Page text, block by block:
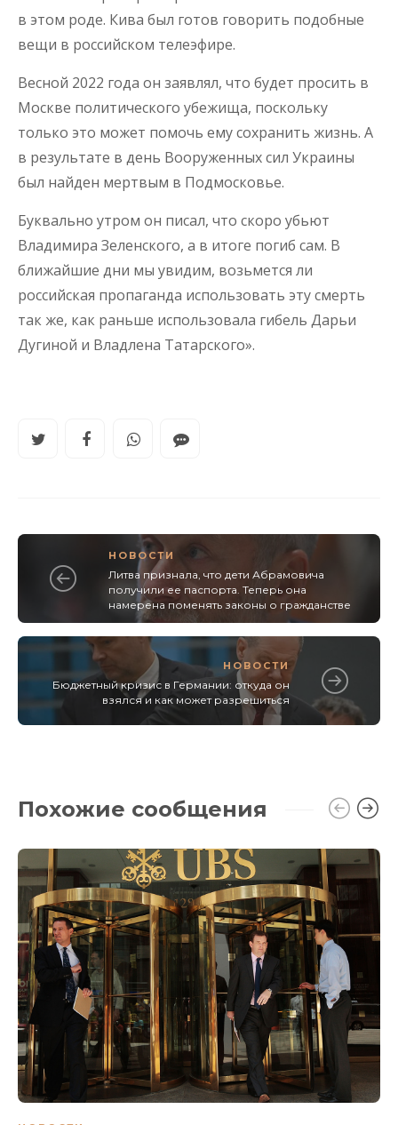
в этом роде. Кива был готов говорить подобные
вещи в российском телеэфире.
Весной 2022 года он заявлял, что будет просить в
Москве политического убежища, поскольку
только это может помочь ему сохранить жизнь. А
в результате в день Вооруженных сил Украины
был найден мертвым в Подмосковье.
Буквально утром он писал, что скоро убьют
Владимира Зеленского, а в итоге погиб сам. В
ближайшие дни мы увидим, возьмется ли
российская пропаганда использовать эту смерть
так же, как раньше использовала гибель Дарьи
Дугиной и Владлена Татарского».
НОВОСТИ
Литва признала, что дети Абрамовича
получили ее паспорта. Теперь она
намерена поменять законы о гражданстве
НОВОСТИ
Бюджетный кризис в Германии: откуда он
взялся и как может разрешиться
Похожие сообщения